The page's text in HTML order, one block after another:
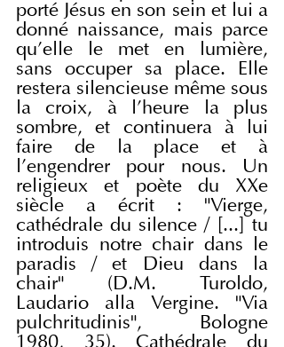
porté Jésus en son sein et lui a
donné naissance, mais parce
qu'elle le met en lumière,
sans occuper sa place. Elle
restera silencieuse même sous
la croix, à l'heure la plus
sombre, et continuera à lui
faire de la place et à
l'engendrer pour nous. Un
religieux et poète du XXe
siècle a écrit : "Vierge,
cathédrale du silence / [...] tu
introduis notre chair dans le
paradis / et Dieu dans la
chair" (D.M. Turoldo,
Laudario alla Vergine. "Via
pulchritudinis", Bologne
1980, 35). Cathédrale du